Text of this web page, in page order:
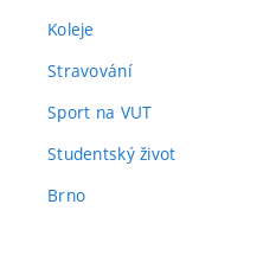
Koleje
Stravování
Sport na VUT
Studentský život
Brno